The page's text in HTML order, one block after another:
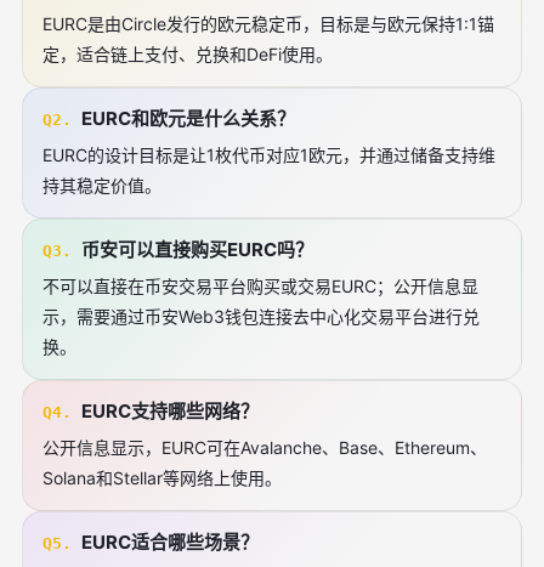
EURC是由Circle发行的欧元稳定币，目标是与欧元保持1:1锚
定，适合链上支付、兑换和DeFi使用。
Q2. EURC和欧元是什么关系？
EURC的设计目标是让1枚代币对应1欧元，并通过储备支持维
持其稳定价值。
Q3. 币安可以直接购买EURC吗？
不可以直接在币安交易平台购买或交易EURC；公开信息显
示，需要通过币安Web3钱包连接去中心化交易平台进行兑
换。
Q4. EURC支持哪些网络？
公开信息显示，EURC可在Avalanche、Base、Ethereum、
Solana和Stellar等网络上使用。
Q5. EURC适合哪些场景？